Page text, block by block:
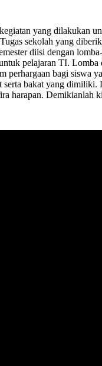
yang dilakukan
sekolah yang
diisi dengan
pelajaran TI. Lomba
perhargaan bagi siswa
serta bakat yang
harapan. Demikianlah